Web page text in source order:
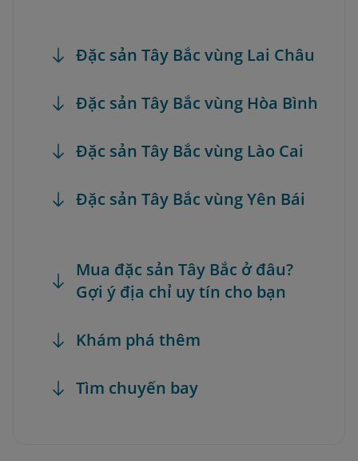
Đặc sản Tây Bắc vùng Lai Châu
Đặc sản Tây Bắc vùng Hòa Bình
Đặc sản Tây Bắc vùng Lào Cai
Đặc sản Tây Bắc vùng Yên Bái
Mua đặc sản Tây Bắc ở đâu?
Gợi ý địa chỉ uy tín cho bạn
Khám phá thêm
Tìm chuyến bay